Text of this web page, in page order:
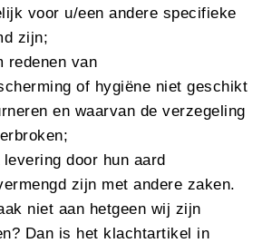
voor u/een andere specifieke
zijn;
redenen van
of hygiëne niet geschikt
en waarvan de verzegeling
door hun aard
zijn met andere zaken.
niet aan hetgeen wij zijn
Dan is het klachtartikel in